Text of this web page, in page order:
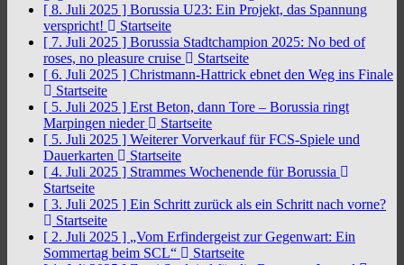
[ 8. Juli 2025 ] Borussia U23: Ein Projekt, das Spannung
verspricht!
Startseite
[ 7. Juli 2025 ] Borussia Stadtchampion 2025: No bed of
roses, no pleasure cruise
Startseite
[ 6. Juli 2025 ] Christmann-Hattrick ebnet den Weg ins Finale
Startseite
[ 5. Juli 2025 ] Erst Beton, dann Tore – Borussia ringt
Marpingen nieder
Startseite
[ 5. Juli 2025 ] Weiterer Vorverkauf für FCS-Spiele und
Dauerkarten
Startseite
[ 4. Juli 2025 ] Strammes Wochenende für Borussia
Startseite
[ 3. Juli 2025 ] Ein Schritt zurück als ein Schritt nach vorne?
Startseite
[ 2. Juli 2025 ] „Vom Erfindergeist zur Gegenwart: Ein
Sommertag beim SCL“
Startseite